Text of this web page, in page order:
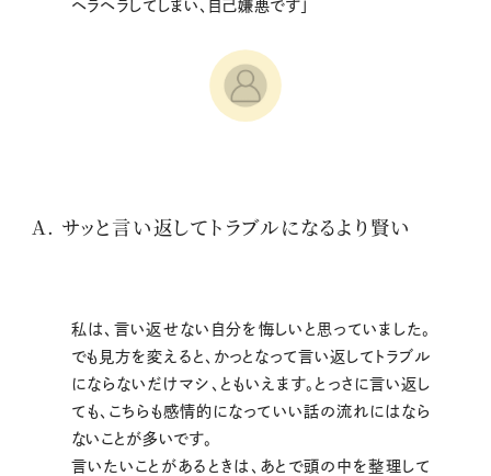
ヘラヘラしてしまい、自己嫌悪です」
A. サッと言い返してトラブルになるより賢い
私は、言い返せない自分を悔しいと思っていました。
でも見方を変えると、かっとなって言い返してトラブル
にならないだけマシ、ともいえます。とっさに言い返し
ても、こちらも感情的になっていい話の流れにはなら
ないことが多いです。
言いたいことがあるときは、あとで頭の中を整理して